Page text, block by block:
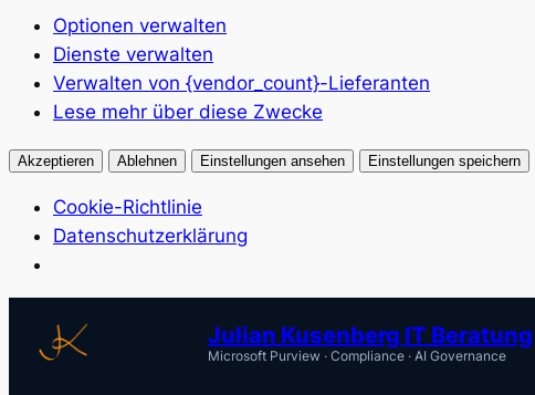
Optionen verwalten
Dienste verwalten
Verwalten von {vendor_count}-Lieferanten
Lese mehr über diese Zwecke
Akzeptieren Ablehnen Einstellungen ansehen Einstellungen speichern
Cookie-Richtlinie
Datenschutzerklärung
Inhalt
springen
Julian Kusenberg IT Beratung
Microsoft Purview · Compliance · AI Governance